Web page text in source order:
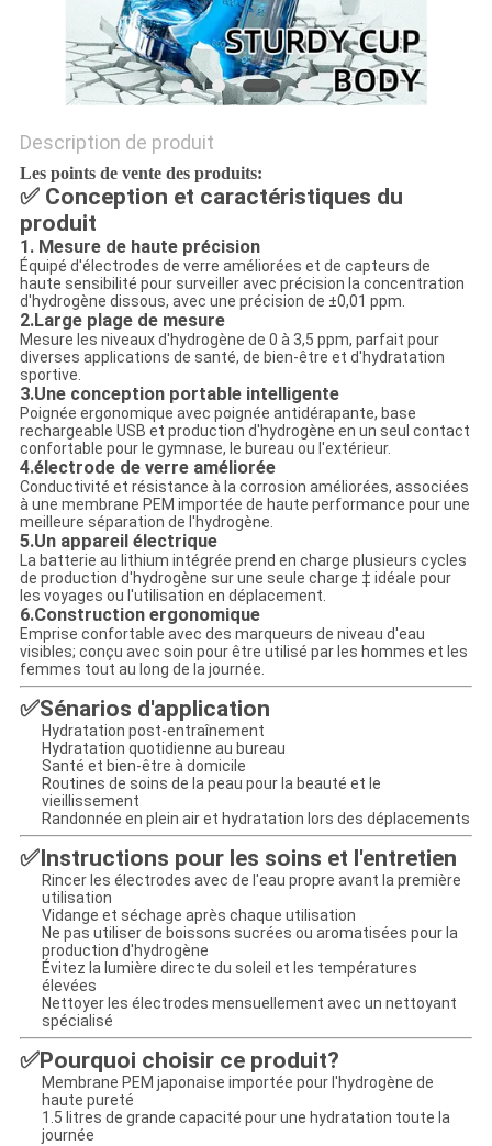
Description de produit
Les points de vente des produits:
✅ Conception et caractéristiques du
produit
1. Mesure de haute précision
Équipé d'électrodes de verre améliorées et de capteurs de
haute sensibilité pour surveiller avec précision la concentration
d'hydrogène dissous, avec une précision de ±0,01 ppm.
2.Large plage de mesure
Mesure les niveaux d'hydrogène de 0 à 3,5 ppm, parfait pour
diverses applications de santé, de bien-être et d'hydratation
sportive.
3.Une conception portable intelligente
Poignée ergonomique avec poignée antidérapante, base
rechargeable USB et production d'hydrogène en un seul contact
confortable pour le gymnase, le bureau ou l'extérieur.
4.électrode de verre améliorée
Conductivité et résistance à la corrosion améliorées, associées
à une membrane PEM importée de haute performance pour une
meilleure séparation de l'hydrogène.
5.Un appareil électrique
La batterie au lithium intégrée prend en charge plusieurs cycles
de production d'hydrogène sur une seule charge ‡ idéale pour
les voyages ou l'utilisation en déplacement.
6.Construction ergonomique
Emprise confortable avec des marqueurs de niveau d'eau
visibles; conçu avec soin pour être utilisé par les hommes et les
femmes tout au long de la journée.
✅Sénarios d'application
Hydratation post-entraînement
Hydratation quotidienne au bureau
Santé et bien-être à domicile
Routines de soins de la peau pour la beauté et le
vieillissement
Randonnée en plein air et hydratation lors des déplacements
✅Instructions pour les soins et l'entretien
Rincer les électrodes avec de l'eau propre avant la première
utilisation
Vidange et séchage après chaque utilisation
Ne pas utiliser de boissons sucrées ou aromatisées pour la
production d'hydrogène
Évitez la lumière directe du soleil et les températures
élevées
Nettoyer les électrodes mensuellement avec un nettoyant
spécialisé
✅Pourquoi choisir ce produit?
Membrane PEM japonaise importée pour l'hydrogène de
haute pureté
1.5 litres de grande capacité pour une hydratation toute la
journée